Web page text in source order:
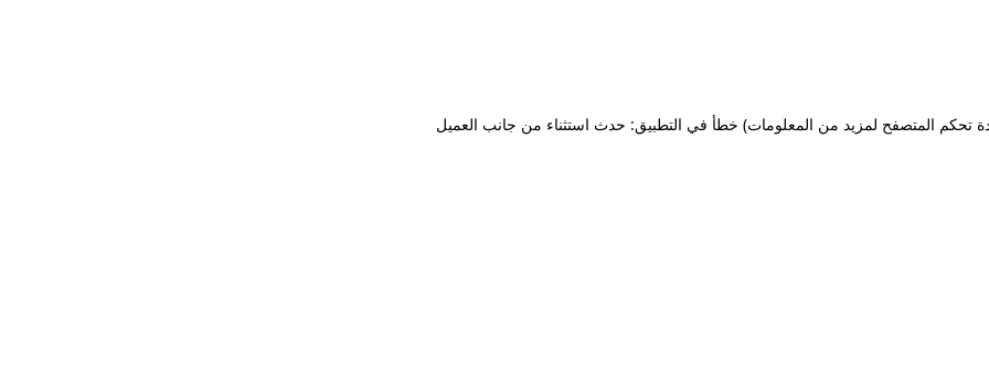
خطأ في التطبيق: حدث استثناء من جانب العميل تحكم المتصفح لمزيد من المعلومات)